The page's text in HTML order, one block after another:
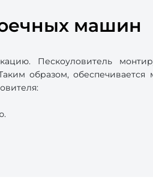
машин
Пескоуловитель
образом, обеспечивается